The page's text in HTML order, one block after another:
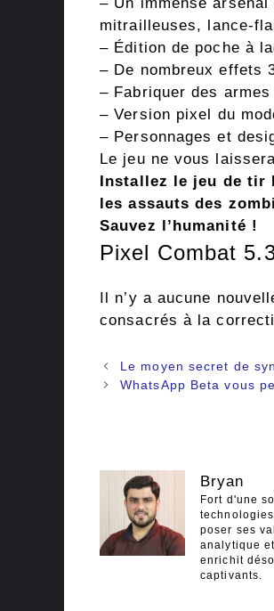
– Un immense
mitrailleuses, lance-
– Édition de poche à
– De nombreux effets
– Fabriquer des
– Version pixel du
– Personnages et
Le jeu ne vous
Installez le jeu de tir
les assauts des
Sauvez l’humanité !
Pixel Combat
Il n’y a aucune
consacrés à la
Navigation
des
Le moyen secret de
WhatsApp Beta vous
Bryan
Fort d'une
poser ses
analytique
enrichit
captivants.